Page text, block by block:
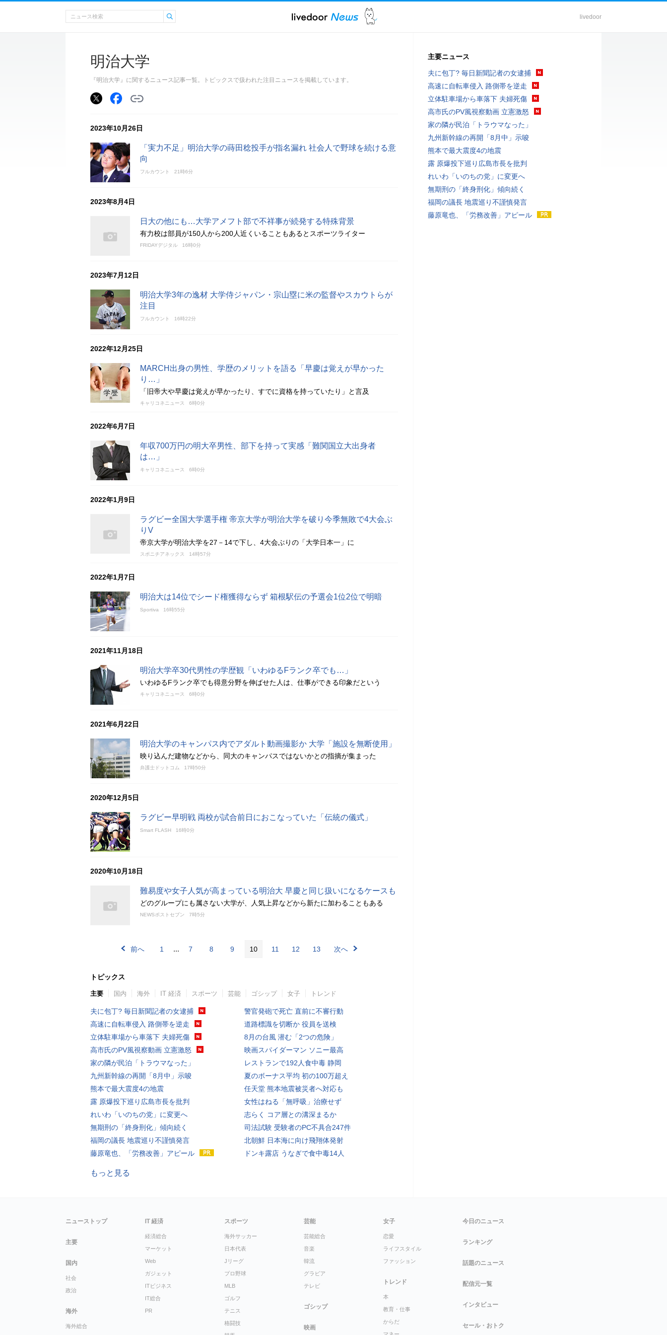
livedoor
明治大学
『明治大学』に関するニュース記事一覧。トピックスで扱われた注目ニュースを掲載しています。
2023年10月26日
「実力不足」明治大学の蒔田稔投手が指名漏れ 社会人で野球を続ける意
向
フルカウント 21時6分
2023年8月4日
日大の他にも…大学アメフト部で不祥事が続発する特殊背景
有力校は部員が150人から200人近くいることもあるとスポーツライター
FRIDAYデジタル 16時0分
2023年7月12日
明治大学3年の逸材 大学侍ジャパン・宗山塁に米の監督やスカウトらが
注目
フルカウント 16時22分
2022年12月25日
MARCH出身の男性、学歴のメリットを語る「早慶は覚えが早かった
り…」
「旧帝大や早慶は覚えが早かったり、すでに資格を持っていたり」と言及
キャリコネニュース 6時0分
2022年6月7日
年収700万円の明大卒男性、部下を持って実感「難関国立大出身者
は…」
キャリコネニュース 6時0分
2022年1月9日
ラグビー全国大学選手権 帝京大学が明治大学を破り今季無敗で4大会ぶ
りV
帝京大学が明治大学を27－14で下し、4大会ぶりの「大学日本一」に
スポニチアネックス 14時57分
2022年1月7日
明治大は14位でシード権獲得ならず 箱根駅伝の予選会1位2位で明暗
Sportiva 16時55分
2021年11月18日
明治大学卒30代男性の学歴観「いわゆるFランク卒でも…」
いわゆるFランク卒でも得意分野を伸ばせた人は、仕事ができる印象だという
キャリコネニュース 6時0分
2021年6月22日
明治大学のキャンパス内でアダルト動画撮影か 大学「施設を無断使用」
映り込んだ建物などから、同大のキャンパスではないかとの指摘が集まった
弁護士ドットコム 17時50分
2020年12月5日
ラグビー早明戦 両校が試合前日におこなっていた「伝統の儀式」
Smart FLASH 16時0分
2020年10月18日
難易度や女子人気が高まっている明治大 早慶と同じ扱いになるケースも
どのグループにも属さない大学が、人気上昇などから新たに加わることもある
NEWSポストセブン 7時5分
前へ 1 ... 7 8 9 10 11 12 13 次へ
トピックス
主要 国内 海外 IT 経済 スポーツ 芸能 ゴシップ 女子 トレンド
夫に包丁? 毎日新聞記者の女逮捕
高速に自転車侵入 路側帯を逆走
立体駐車場から車落下 夫婦死傷
高市氏のPV風視察動画 立憲激怒
家の隣が民泊「トラウマなった」
九州新幹線の再開「8月中」示唆
熊本で最大震度4の地震
露 原爆投下巡り広島市長を批判
れいわ「いのちの党」に変更へ
無期刑の「終身刑化」傾向続く
福岡の議長 地震巡り不謹慎発言
藤原竜也、「労務改善」アピール
警官発砲で死亡 直前に不審行動
道路標識を切断か 役員を送検
8月の台風 潜む「2つの危険」
映画スパイダーマン ソニー最高
レストランで192人食中毒 静岡
夏のボーナス平均 初の100万超え
任天堂 熊本地震被災者へ対応も
女性はねる「無呼吸」治療せず
志らく コア層との溝深まるか
司法試験 受験者のPC不具合247件
北朝鮮 日本海に向け飛翔体発射
ドンキ露店 うなぎで食中毒14人
もっと見る
主要ニュース
夫に包丁? 毎日新聞記者の女逮捕
高速に自転車侵入 路側帯を逆走
立体駐車場から車落下 夫婦死傷
高市氏のPV風視察動画 立憲激怒
家の隣が民泊「トラウマなった」
九州新幹線の再開「8月中」示唆
熊本で最大震度4の地震
露 原爆投下巡り広島市長を批判
れいわ「いのちの党」に変更へ
無期刑の「終身刑化」傾向続く
福岡の議長 地震巡り不謹慎発言
藤原竜也、「労務改善」アピール
ニューストップ
主要
国内
社会
政治
海外
海外総合
IT 経済
経済総合
マーケット
Web
ガジェット
ITビジネス
IT総合
PR
スポーツ
海外サッカー
日本代表
Jリーグ
プロ野球
MLB
ゴルフ
テニス
格闘技
芸能
芸能総合
音楽
韓流
グラビア
テレビ
ゴシップ
映画
女子
恋愛
ライフスタイル
ファッション
トレンド
本
教育・仕事
からだ
今日のニュース
ランキング
話題のニュース
配信元一覧
インタビュー
セール・おトク